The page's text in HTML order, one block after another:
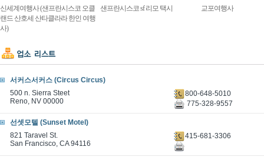
신세계여행사 (샌프란시스코 오클
랜드 산호세 산타클라라 한인 여행
사)
샌프란시스코 sf 리모 택시 교포여행사
서커스서커스 (Circus Circus)
500 n. Sierra Steet
Reno, NV 00000
800-648-5010
775-328-9557
선셋모텔 (Sunset Motel)
821 Taravel St.
San Francisco, CA 94116
415-681-3306